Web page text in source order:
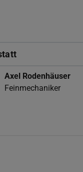
Axel Rodenhäuser
Feinmechaniker